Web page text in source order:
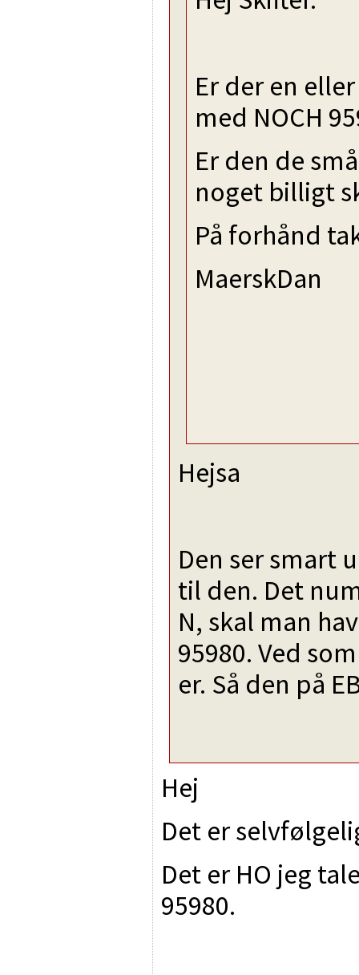
Er der en
med NOCH
Er den de
noget billigt
På forhånd
MaerskDan
Hejsa
Den ser smart
til den. Det
N, skal man
95980. Ved
er. Så den på
Hej
Det er
Det er HO jeg
95980.